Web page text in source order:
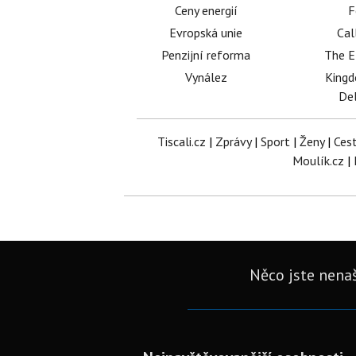
Ceny energií
Evropská unie
Penzijní reforma
Vynález
The
Tiscali.cz | Zprávy| Sport| Ženy|
Moulík.cz |
Něco jste